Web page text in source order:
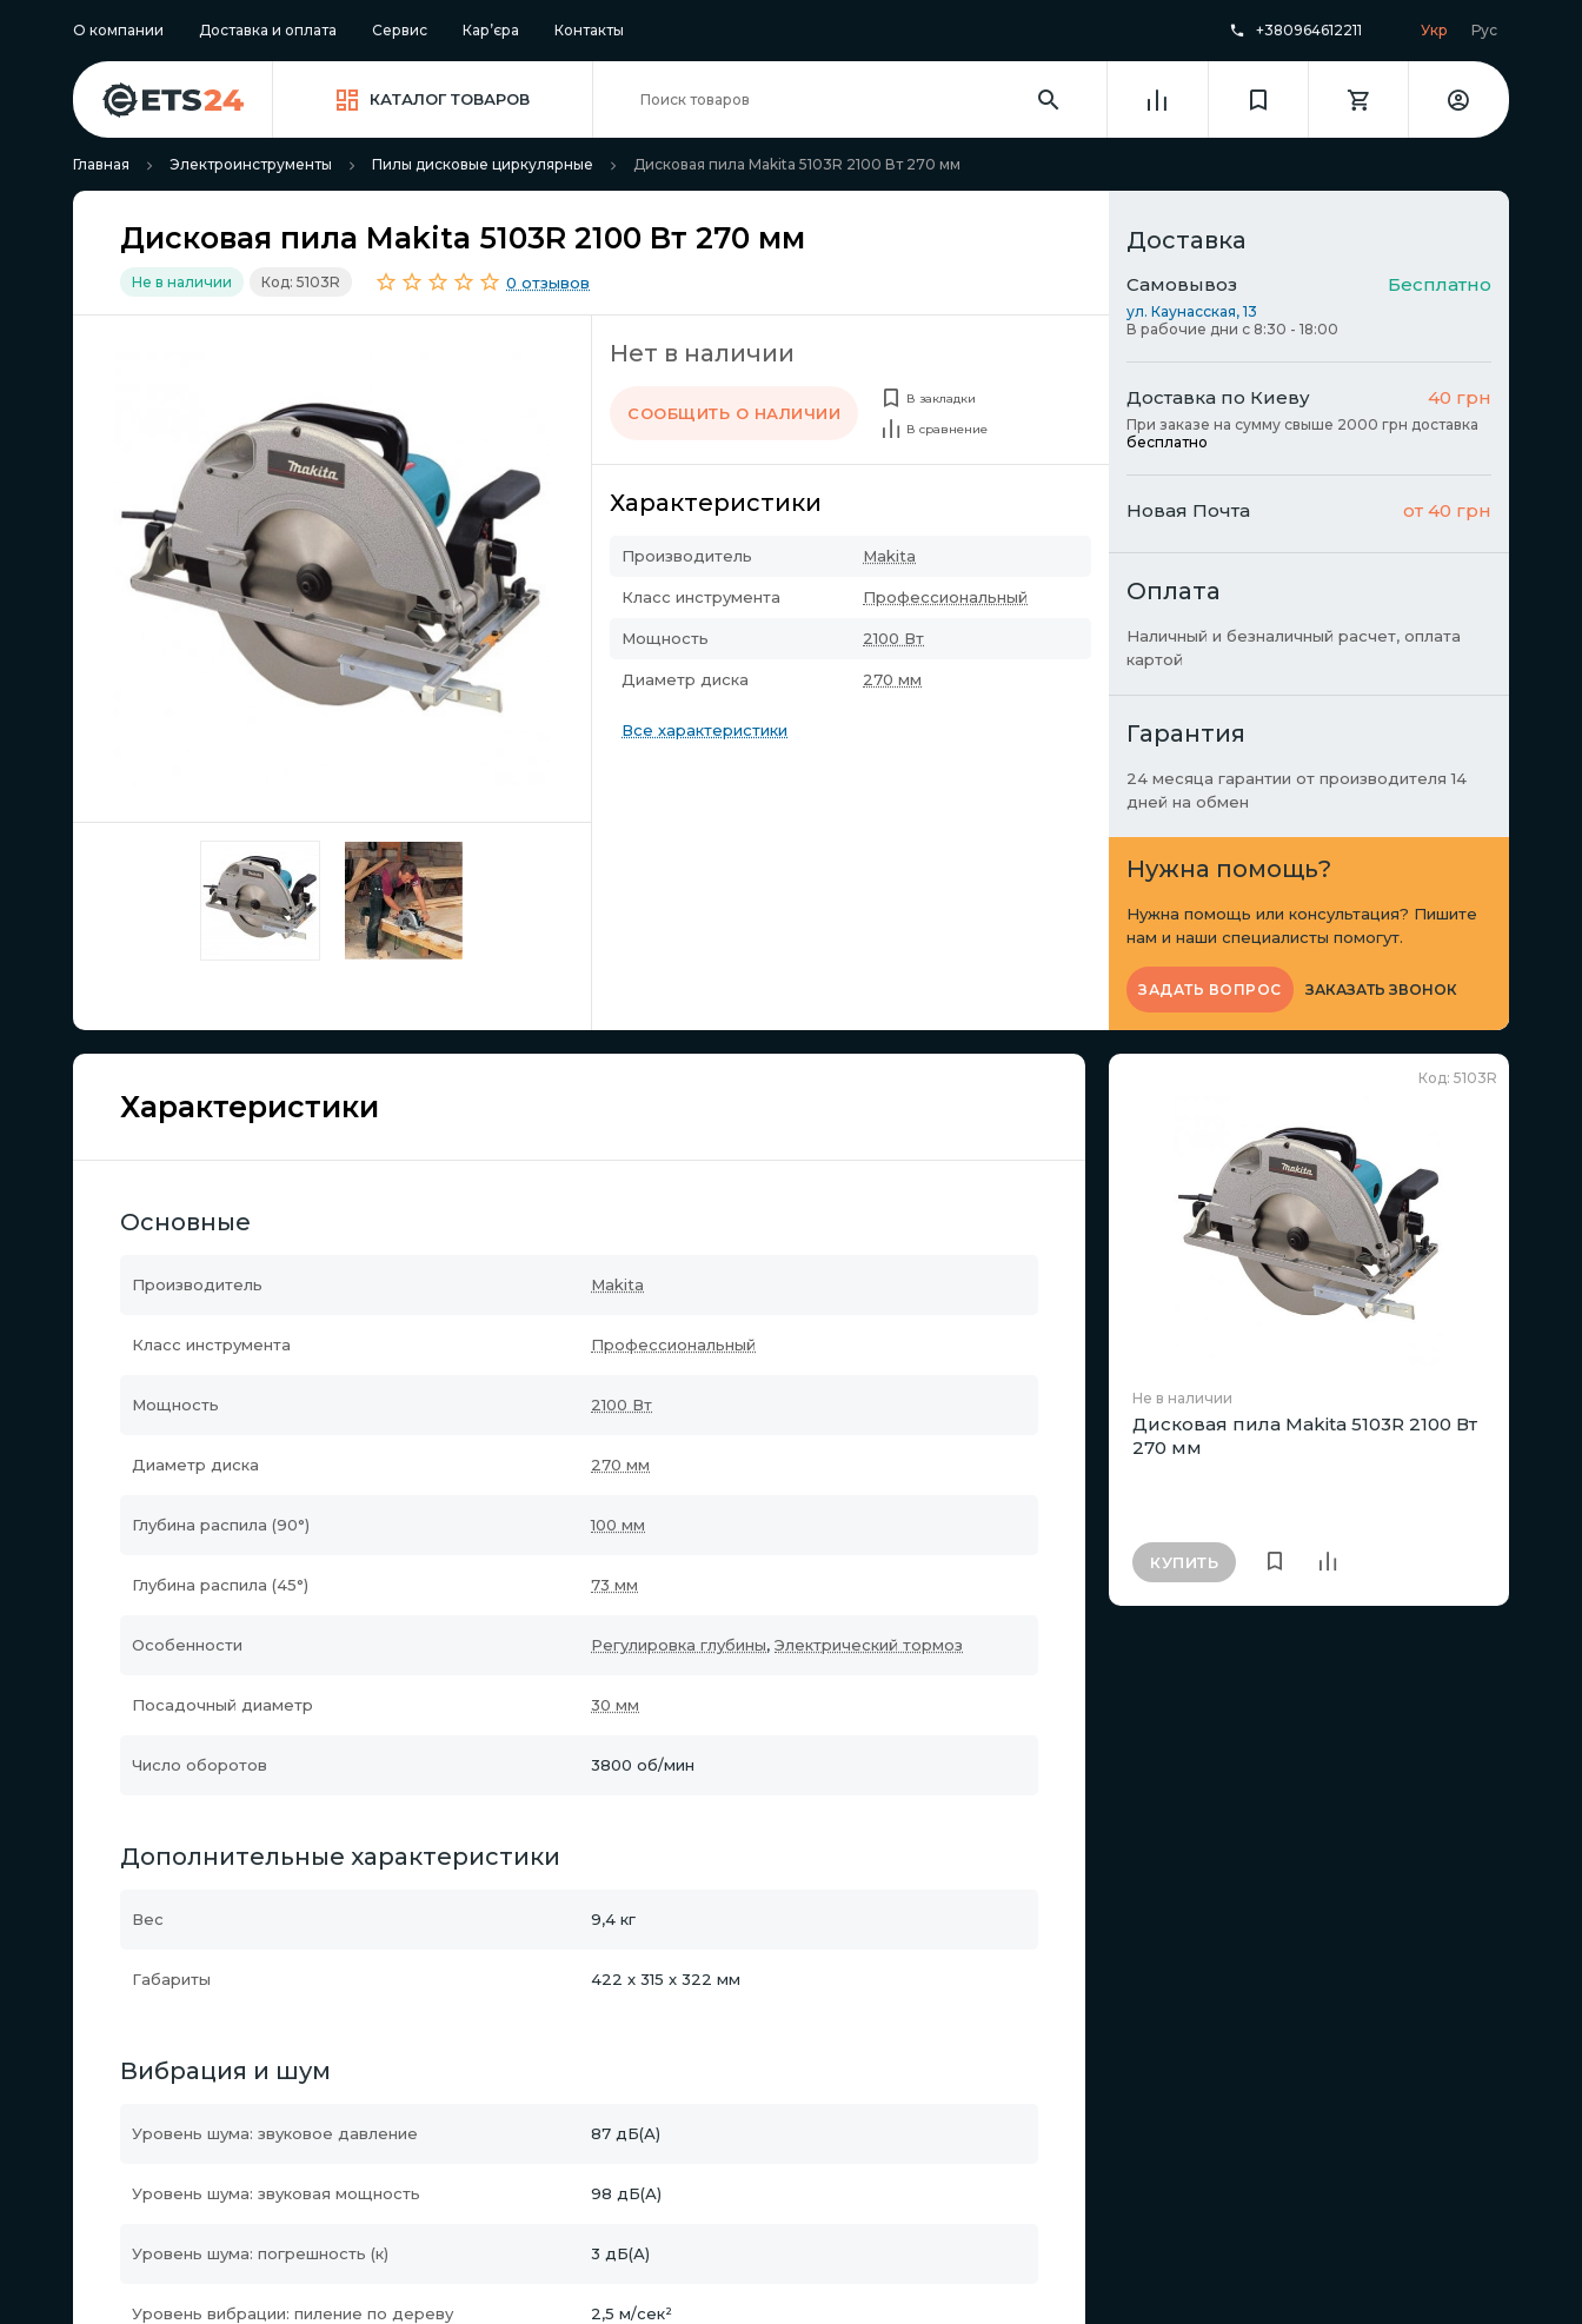
О компании Доставка и оплата Сервис Кар’єра Контакты +380964612211 Укр Рус
КАТАЛОГ ТОВАРОВ
Главная Электроинструменты Пилы дисковые циркулярные Дисковая пила Makita 5103R 2100 Вт 270 мм
Дисковая пила Makita 5103R 2100 Вт 270 мм
Не в наличии Код: 5103R 0 отзывов
Нет в наличии
СООБЩИТЬ О НАЛИЧИИ
В закладки
В сравнение
Характеристики
Производитель Makita
Класс инструмента Профессиональный
Мощность 2100 Вт
Диаметр диска 270 мм
Все характеристики
Доставка
Самовывоз Бесплатно
ул. Каунасская, 13
В рабочие дни с 8:30 - 18:00
Доставка по Киеву 40 грн
При заказе на сумму свыше 2000 грн доставка
бесплатно
Новая Почта от 40 грн
Оплата
Наличный и безналичный расчет, оплата
картой
Гарантия
24 месяца гарантии от производителя 14
дней на обмен
Нужна помощь?
Нужна помощь или консультация? Пишите
нам и наши специалисты помогут.
ЗАДАТЬ ВОПРОС ЗАКАЗАТЬ ЗВОНОК
Характеристики
Основные
Производитель Makita
Класс инструмента Профессиональный
Мощность 2100 Вт
Диаметр диска 270 мм
Глубина распила (90°) 100 мм
Глубина распила (45°) 73 мм
Особенности Регулировка глубины, Электрический тормоз
Посадочный диаметр 30 мм
Число оборотов 3800 об/мин
Дополнительные характеристики
Вес 9,4 кг
Габариты 422 x 315 x 322 мм
Вибрация и шум
Уровень шума: звуковое давление 87 дБ(А)
Уровень шума: звуковая мощность 98 дБ(А)
Уровень шума: погрешность (к) 3 дБ(А)
Уровень вибрации: пиление по дереву 2,5 м/сек²
Код: 5103R
Не в наличии
Дисковая пила Makita 5103R 2100 Вт
270 мм
КУПИТЬ